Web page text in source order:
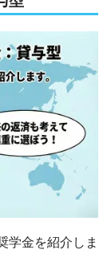
学金を紹介しま